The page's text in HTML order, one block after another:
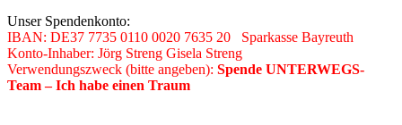
Unser Spendenkonto:
IBAN: DE37 7735 0110 0020 7635 20 Sparkasse Bayreuth
Konto-Inhaber: Jörg Streng Gisela Streng
Verwendungszweck (bitte angeben): Spende UNTERWEGS-
Team – Ich habe einen Traum